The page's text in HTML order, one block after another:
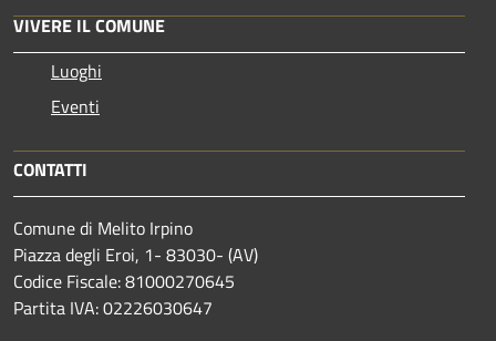
VIVERE IL COMUNE
Luoghi
Eventi
CONTATTI
Comune di Melito Irpino
Piazza degli Eroi, 1- 83030- (AV)
Codice Fiscale: 81000270645
Partita IVA: 02226030647